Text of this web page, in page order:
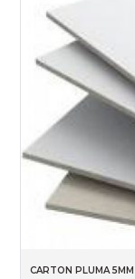
CARTON PLUMA